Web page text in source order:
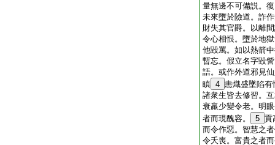
量無邊不可備説。
未來墮於險道。詐
財失其官爵。以離
令心相恨。墮於地
他毀罵。如以熱箭
暫忘。假立名字毀
語。或作外道邪見
瞋 4 恚熾盛墜陷有
諸衆生皆去修習。
衰羸少變令老。明
者而現醜容。
5 貢
而令作惡。智慧之
令夭喪。富貴之者